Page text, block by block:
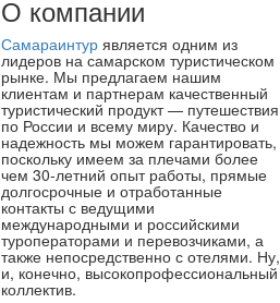
О компании
Самараинтур является одним из
лидеров на самарском туристическом
рынке. Мы предлагаем нашим
клиентам и партнерам качественный
туристический продукт — путешествия
по России и всему миру. Качество и
надежность мы можем гарантировать,
поскольку имеем за плечами более
чем 30-летний опыт работы, прямые
долгосрочные и отработанные
контакты с ведущими
международными и российскими
туроператорами и перевозчиками, а
также непосредственно с отелями. Ну,
и, конечно, высокопрофессиональный
коллектив.